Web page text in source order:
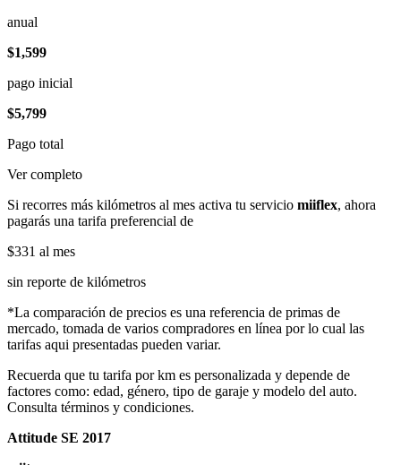
anual
$1,599
pago inicial
$5,799
Pago total
Ver completo
Si recorres más kilómetros al mes activa tu servicio miiflex, ahora
pagarás una tarifa preferencial de
$331 al mes
sin reporte de kilómetros
*La comparación de precios es una referencia de primas de
mercado, tomada de varios compradores en línea por lo cual las
tarifas aqui presentadas pueden variar.
Recuerda que tu tarifa por km es personalizada y depende de
factores como: edad, género, tipo de garaje y modelo del auto.
Consulta términos y condiciones.
Attitude SE 2017